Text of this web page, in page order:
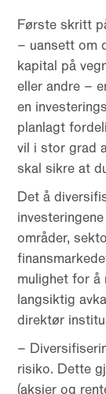
Første skritt
– uansett om
kapital på
eller andre –
en
planlagt
vil i stor grad
skal sikre at
Det å
områder,
mulighet for å
langsiktig
direktør
–
risiko. Dette
(aksjer og